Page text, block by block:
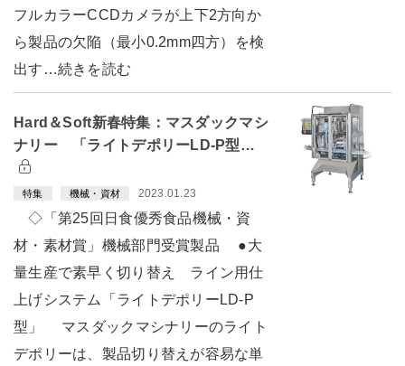
フルカラーCCDカメラが上下2方向か
ら製品の欠陥（最小0.2mm四方）を検
出す…続きを読む
Hard＆Soft新春特集：マスダックマシ
ナリー 「ライトデポリーLD-P型…
特集 機械・資材 2023.01.23
◇「第25回日食優秀食品機械・資
材・素材賞」機械部門受賞製品 ●大
量生産で素早く切り替え ライン用仕
上げシステム「ライトデポリーLD-P
型」 マスダックマシナリーのライト
デポリーは、製品切り替えが容易な単